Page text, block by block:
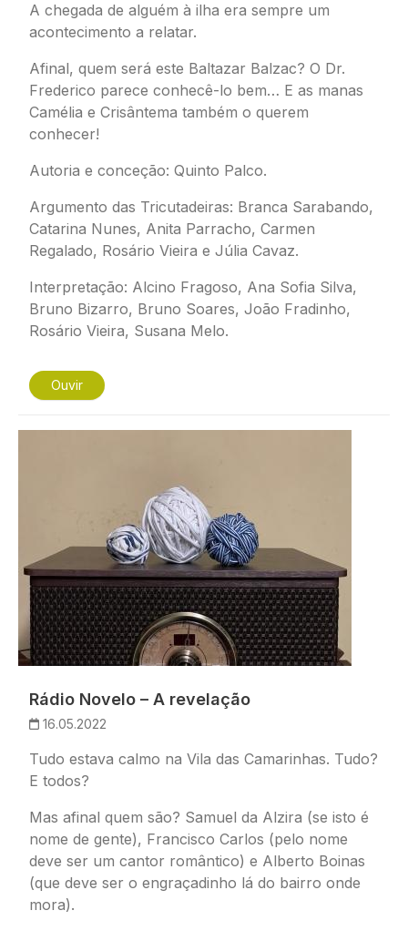
A chegada de alguém à ilha era sempre um
acontecimento a relatar.
Afinal, quem será este Baltazar Balzac? O Dr.
Frederico parece conhecê-lo bem… E as manas
Camélia e Crisântema também o querem
conhecer!
Autoria e conceção: Quinto Palco.
Argumento das Tricutadeiras: Branca Sarabando,
Catarina Nunes, Anita Parracho, Carmen
Regalado, Rosário Vieira e Júlia Cavaz.
Interpretação: Alcino Fragoso, Ana Sofia Silva,
Bruno Bizarro, Bruno Soares, João Fradinho,
Rosário Vieira, Susana Melo.
Ouvir
Rádio Novelo – A revelação
16.05.2022
Tudo estava calmo na Vila das Camarinhas. Tudo?
E todos?
Mas afinal quem são? Samuel da Alzira (se isto é
nome de gente), Francisco Carlos (pelo nome
deve ser um cantor romântico) e Alberto Boinas
(que deve ser o engraçadinho lá do bairro onde
mora).